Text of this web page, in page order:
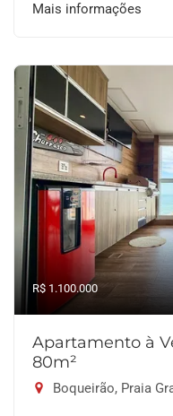
Mais informações
R$ 1.100.000
Apartamento à
80m²
Boqueirão, Praia